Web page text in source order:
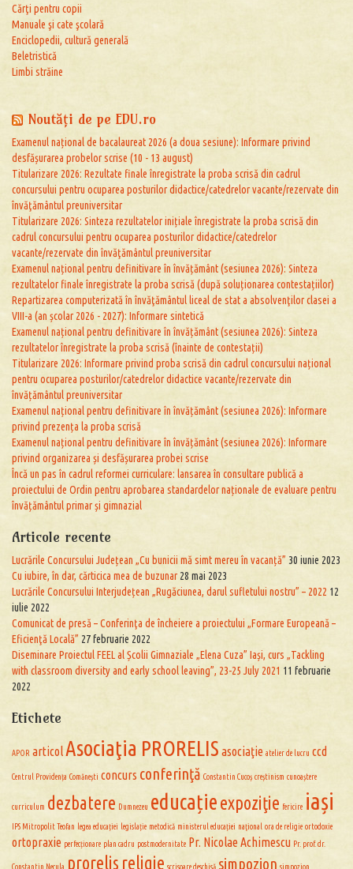
Cărţi pentru copii
Manuale şi cate şcolară
Enciclopedii, cultură generală
Beletristică
Limbi străine
Noutăţi de pe EDU.ro
Examenul național de bacalaureat 2026 (a doua sesiune): Informare privind
desfășurarea probelor scrise (10 - 13 august)
Titularizare 2026: Rezultate finale înregistrate la proba scrisă din cadrul
concursului pentru ocuparea posturilor didactice/catedrelor vacante/rezervate din
învăţământul preuniversitar
Titularizare 2026: Sinteza rezultatelor inițiale înregistrate la proba scrisă din
cadrul concursului pentru ocuparea posturilor didactice/catedrelor
vacante/rezervate din învăţământul preuniversitar
Examenul național pentru definitivare în învățământ (sesiunea 2026): Sinteza
rezultatelor finale înregistrate la proba scrisă (după soluționarea contestațiilor)
Repartizarea computerizată în învăţământul liceal de stat a absolvenţilor clasei a
VIII-a (an școlar 2026 - 2027): Informare sintetică
Examenul național pentru definitivare în învățământ (sesiunea 2026): Sinteza
rezultatelor înregistrate la proba scrisă (înainte de contestații)
Titularizare 2026: Informare privind proba scrisă din cadrul concursului național
pentru ocuparea posturilor/catedrelor didactice vacante/rezervate din
învățământul preuniversitar
Examenul național pentru definitivare în învățământ (sesiunea 2026): Informare
privind prezența la proba scrisă
Examenul național pentru definitivare în învățământ (sesiunea 2026): Informare
privind organizarea și desfășurarea probei scrise
Încă un pas în cadrul reformei curriculare: lansarea în consultare publică a
proiectului de Ordin pentru aprobarea standardelor naționale de evaluare pentru
învățământul primar și gimnazial
Articole recente
Lucrările Concursului Județean „Cu bunicii mă simt mereu în vacanță” 30 iunie 2023
Cu iubire, în dar, cărticica mea de buzunar 28 mai 2023
Lucrările Concursului Interjudețean „Rugăciunea, darul sufletului nostru” – 2022 12
iulie 2022
Comunicat de presă – Conferinţa de încheiere a proiectului „Formare Europeană –
Eficienţă Locală” 27 februarie 2022
Diseminare Proiectul FEEL al Școlii Gimnaziale „Elena Cuza” Iași, curs „Tackling
with classroom diversity and early school leaving”, 23-25 July 2021 11 februarie
2022
Etichete
APOR articol Asociaţia PRORELIS asociaţie atelier de lucru ccd
Centrul Providența Comănești concurs conferinţă Constantin Cucoș creștinism cunoaștere
curriculum dezbatere Dumnezeu educație expoziţie fericire iași
IPS Mitropolit Teofan legea educației legislație metodică ministerul educației naţional ora de religie ortodoxie
ortopraxie perfecționare plan cadru postmodernitate Pr. Nicolae Achimescu Pr. prof. dr.
Constantin Necula prorelis religie scrisoare deschisă simpozion simpozion